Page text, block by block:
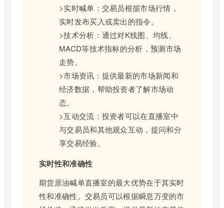
>实时喊单：交易员根据市场行情，
实时发布买入或卖出的指令。
>技术分析：通过对K线图、均线、
MACD等技术指标的分析，预测市场
走势。
>市场资讯：提供最新的市场新闻和
经济数据，帮助投资者了解市场动
态。
>互动交流：投资者可以在直播室中
与交易员和其他观众互动，提问和分
享交易经验。
实时性和准确性
期货原油喊单直播室的最大优势在于其实时
性和准确性。交易员可以根据瞬息万变的市